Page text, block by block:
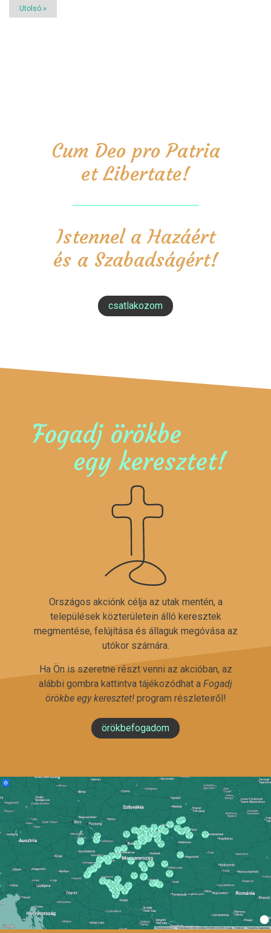
Utolsó
Utolsó »
Cum Deo pro Patria
et Libertate!
Istennel a Hazáért
és a Szabadságért!
csatlakozom
Fogadj örökbe
egy keresztet!
Országos akciónk célja az utak mentén, a
települések közterületein álló keresztek
megmentése, felújítása és állaguk megóvása az
utókor számára.
Ha Ön is szeretne részt venni az akcióban, az
alábbi gombra kattintva tájékozódhat a Fogadj
örökbe egy keresztet!program részleteiről!
örökbefogadom